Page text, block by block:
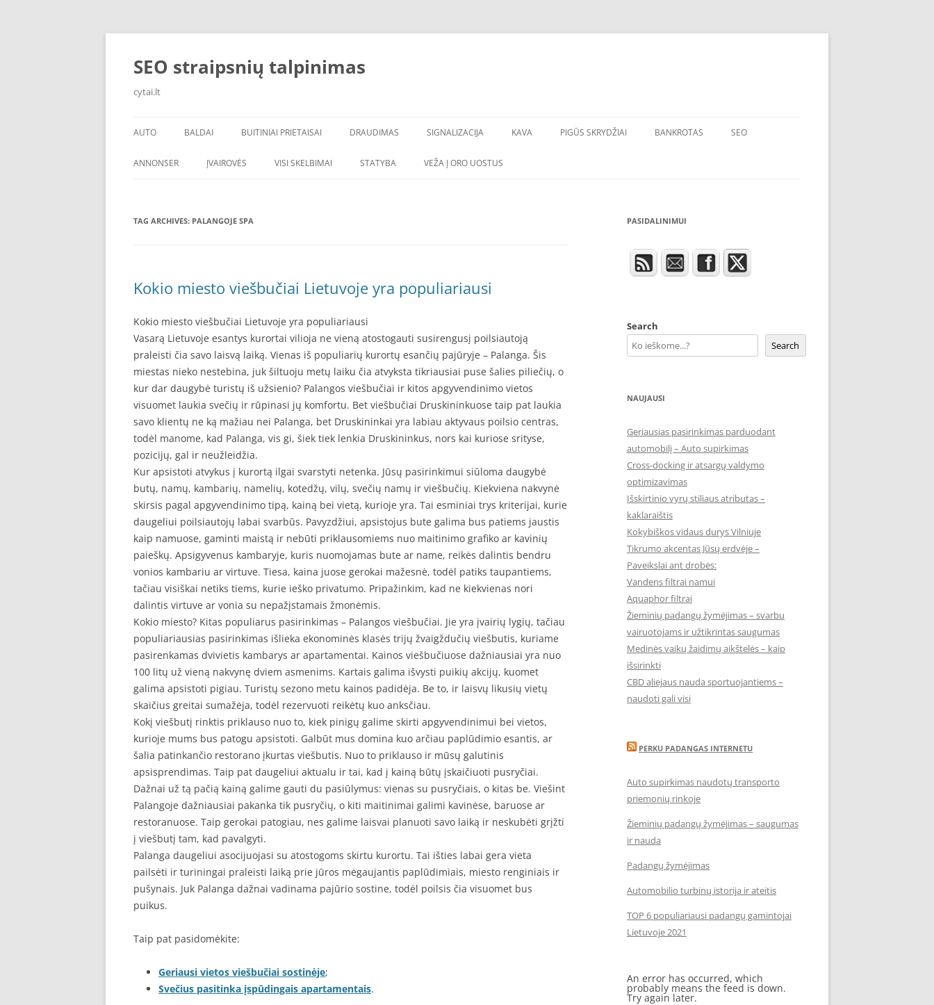
Skip
SEO straipsnių talpinimas
cytai.lt
AUTO
PADANGOS
BALDAI BUITINIAI PRIETAISAI DRAUDIMAS SIGNALIZACIJA KAVA PIGŪS SKRYDŽIAI BANKROTAS SEO
ANNONSER ĮVAIROVĖS VISI SKELBIMAI STATYBA VEŽA Į ORO UOSTUS
TAG ARCHIVES: PALANGOJE SPA
Kokio miesto viešbučiai Lietuvoje yra populiariausi
Kokio miesto viešbučiai Lietuvoje yra populiariausi
Vasarą Lietuvoje esantys kurortai vilioja ne vieną atostogauti susirengusį poilsiautoją
praleisti čia savo laisvą laiką. Vienas iš populiarių kurortų esančių pajūryje – Palanga. Šis
miestas nieko nestebina, juk šiltuoju metų laiku čia atvyksta tikriausiai puse šalies piliečių, o
kur dar daugybė turistų iš užsienio? Palangos viešbučiai ir kitos apgyvendinimo vietos
visuomet laukia svečių ir rūpinasi jų komfortu. Bet viešbučiai Druskininkuose taip pat laukia
savo klientų ne ką mažiau nei Palanga, bet Druskininkai yra labiau aktyvaus poilsio centras,
todėl manome, kad Palanga, vis gi, šiek tiek lenkia Druskininkus, nors kai kuriose srityse,
pozicijų, gal ir neužleidžia.
Kur apsistoti atvykus į kurortą ilgai svarstyti netenka. Jūsų pasirinkimui siūloma daugybė
butų, namų, kambarių, namelių, kotedžų, vilų, svečių namų ir viešbučių. Kiekviena nakvynė
skirsis pagal apgyvendinimo tipą, kainą bei vietą, kurioje yra. Tai esminiai trys kriterijai, kurie
daugeliui poilsiautojų labai svarbūs. Pavyzdžiui, apsistojus bute galima bus patiems jaustis
kaip namuose, gaminti maistą ir nebūti priklausomiems nuo maitinimo grafiko ar kavinių
paieškų. Apsigyvenus kambaryje, kuris nuomojamas bute ar name, reikės dalintis bendru
vonios kambariu ar virtuve. Tiesa, kaina juose gerokai mažesnė, todėl patiks taupantiems,
tačiau visiškai netiks tiems, kurie ieško privatumo. Pripažinkim, kad ne kiekvienas nori
dalintis virtuve ar vonia su nepažįstamais žmonėmis.
Kokio miesto? Kitas populiarus pasirinkimas – Palangos viešbučiai. Jie yra įvairių lygių, tačiau
populiariausias pasirinkimas išlieka ekonominės klasės trijų žvaigždučių viešbutis, kuriame
pasirenkamas dvivietis kambarys ar apartamentai. Kainos viešbučiuose dažniausiai yra nuo
100 litų už vieną nakvynę dviem asmenims. Kartais galima išvysti puikių akcijų, kuomet
galima apsistoti pigiau. Turistų sezono metu kainos padidėja. Be to, ir laisvų likusių vietų
skaičius greitai sumažėja, todėl rezervuoti reikėtų kuo anksčiau.
Kokį viešbutį rinktis priklauso nuo to, kiek pinigų galime skirti apgyvendinimui bei vietos,
kurioje mums bus patogu apsistoti. Galbūt mus domina kuo arčiau paplūdimio esantis, ar
šalia patinkančio restorano įkurtas viešbutis. Nuo to priklauso ir mūsų galutinis
apsisprendimas. Taip pat daugeliui aktualu ir tai, kad į kainą būtų įskaičiuoti pusryčiai.
Dažnai už tą pačią kainą galime gauti du pasiūlymus: vienas su pusryčiais, o kitas be. Viešint
Palangoje dažniausiai pakanka tik pusryčių, o kiti maitinimai galimi kavinėse, baruose ar
restoranuose. Taip gerokai patogiau, nes galime laisvai planuoti savo laiką ir neskubėti grįžti
į viešbutį tam, kad pavalgyti.
Palanga daugeliui asocijuojasi su atostogoms skirtu kurortu. Tai išties labai gera vieta
pailsėti ir turiningai praleisti laiką prie jūros mėgaujantis paplūdimiais, miesto renginiais ir
pušynais. Juk Palanga dažnai vadinama pajūrio sostine, todėl poilsis čia visuomet bus
puikus.
Taip pat pasidomėkite:
Geriausi vietos viešbučiai sostinėje;
Svečius pasitinka įspūdingais apartamentais.
PASIDALINIMUI
Search
Search
NAUJAUSI
Geriausias pasirinkimas parduodant
automobilį – Auto supirkimas
Cross-docking ir atsargų valdymo
optimizavimas
Išskirtinio vyrų stiliaus atributas –
kaklaraištis
Kokybiškos vidaus durys Vilniuje
Tikrumo akcentas Jūsų erdvėje –
Paveikslai ant drobės:
Vandens filtrai namui
Aquaphor filtrai
Žieminių padangų žymėjimas – svarbu
vairuotojams ir užtikrintas saugumas
Medinės vaikų žaidimų aikštelės – kaip
išsirinkti
CBD aliejaus nauda sportuojantiems –
naudoti gali visi
PERKU PADANGAS INTERNETU
Auto supirkimas naudotų transporto
priemonių rinkoje
Žieminių padangų žymėjimas – saugumas
ir nauda
Padangų žymėjimas
Automobilio turbinų istorija ir ateitis
TOP 6 populiariausi padangų gamintojai
Lietuvoje 2021
An error has occurred, which
probably means the feed is down.
Try again later.